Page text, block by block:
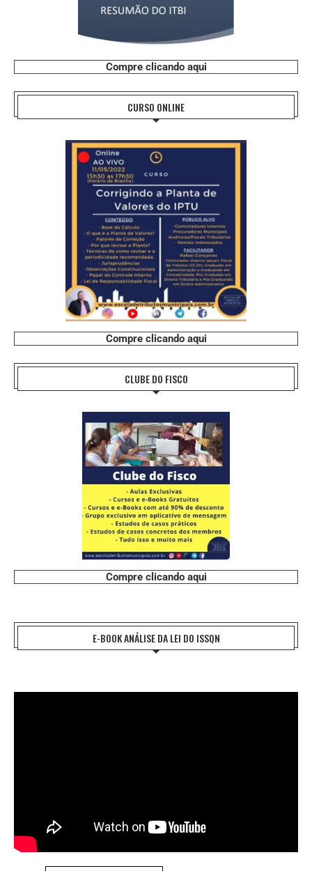
Compre clicando aqui
CURSO ONLINE
Compre clicando aqui
CLUBE DO FISCO
Compre clicando aqui
E-BOOK ANÁLISE DA LEI DO ISSQN